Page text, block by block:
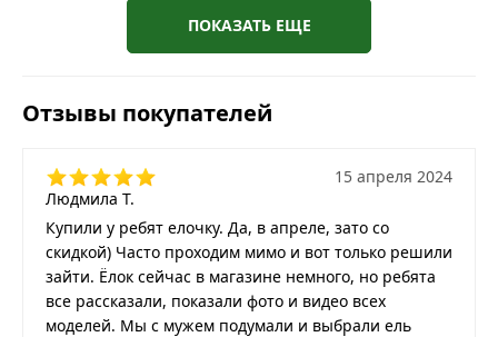
ПОКАЗАТЬ ЕЩЕ
Отзывы покупателей
Людмила Т.
15 апреля 2024
Купили у ребят елочку. Да, в апреле, зато со
скидкой) Часто проходим мимо и вот только решили
зайти. Ёлок сейчас в магазине немного, но ребята
все рассказали, показали фото и видео всех
моделей. Мы с мужем подумали и выбрали ель